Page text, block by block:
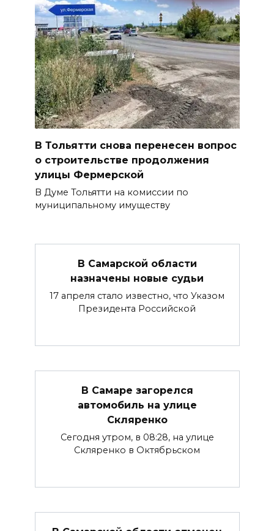
В Тольятти снова перенесен вопрос
о строительстве продолжения
улицы Фермерской
В Думе Тольятти на комиссии по
муниципальному имуществу
В Самарской области
назначены новые судьи
17 апреля стало известно, что Указом
Президента Российской
В Самаре загорелся
автомобиль на улице
Скляренко
Сегодня утром, в 08:28, на улице
Скляренко в Октябрьском